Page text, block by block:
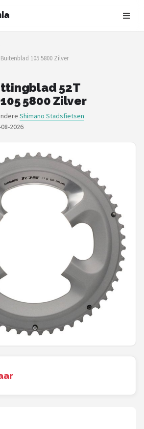
105 5800 Zilver
52T
5800 Zilver
Shimano Stadsfietsen
2026